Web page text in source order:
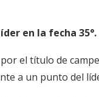
en la fecha 35°.
el título de
a un punto del